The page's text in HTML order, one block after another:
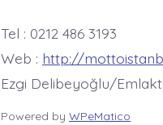
Tel : 0212 486 3193
Web : http://
Ezgi Delibeyoğlu/
Powered by WPeMatico